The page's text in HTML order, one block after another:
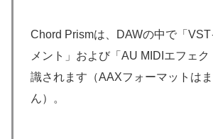
Chord Prismは、DAWの中で「
メント」および「AU MIDIエフェ
識されます（AAXフォーマットは
ん）。